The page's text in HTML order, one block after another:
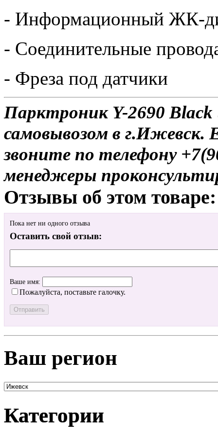
- Информационный ЖК-
- Соединительные
- Фреза под датчики
Парктроник Y-2690
самовывозом в г.Ижевск.
звоните по телефону
менеджеры
Отзывы об этом товаре:
Пока нет ни одного отзыва
Оставить свой отзыв:
Ваше имя:
Пожалуйста, поставьте галочку.
Ваш регион
Категории